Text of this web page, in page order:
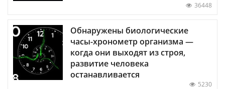
36448
Обнаружены биологические
часы-хронометр организма —
когда они выходят из строя,
развитие человека
останавливается
5230